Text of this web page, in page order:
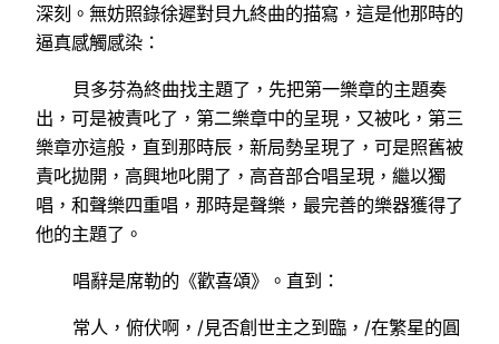
深刻。無妨照錄徐遲對貝九終曲的描寫，這是他那時的
逼真感觸感染：
貝多芬為終曲找主題了，先把第一樂章的主題奏
出，可是被責叱了，第二樂章中的呈現，又被叱，第三
樂章亦這般，直到那時辰，新局勢呈現了，可是照舊被
責叱拋開，高興地叱開了，高音部合唱呈現，繼以獨
唱，和聲樂四重唱，那時是聲樂，最完善的樂器獲得了
他的主題了。
唱辭是席勒的《歡喜頌》。直到：
常人，俯伏啊，/見否創世主之到臨，/在繁星的圓